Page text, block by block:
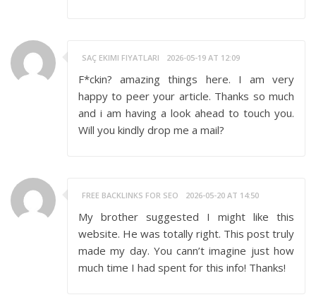
SAÇ EKIMI FIYATLARI 2026-05-19 AT 12:09
F*ckin? amazing things here. I am very
happy to peer your article. Thanks so much
and i am having a look ahead to touch you.
Will you kindly drop me a mail?
FREE BACKLINKS FOR SEO 2026-05-20 AT 14:50
My brother suggested I might like this
website. He was totally right. This post truly
made my day. You cann’t imagine just how
much time I had spent for this info! Thanks!